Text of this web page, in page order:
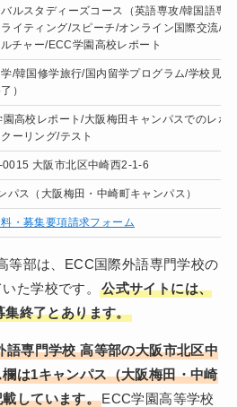
ルスタディーズコース（英語専攻/韓国語専
イティング/スピーチ/オンライン国際交流/
チャー/ECC学園高校レポート
/韓国修学旅行/国内留学プログラム/学校見
）
園高校レポート/大阪梅田キャンパスでのレポ
ーリング/テスト
大阪市北区中崎西2-1-6
パス（大阪梅田・中崎町キャンパス）
・募集要項請求フォーム
等部は、ECC国際外語専門学校の
た学校です。公式サイトには、
集終了とあります。
語専門学校 高等部の大阪市北区中
は1キャンパス（大阪梅田・中崎
しています。ECC学園高等学校